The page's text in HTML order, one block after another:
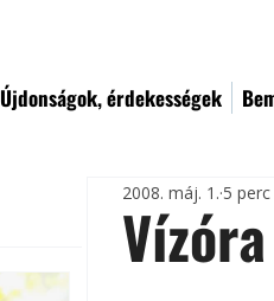
Újdonságok, érdekességek
2008. máj. 1. 5